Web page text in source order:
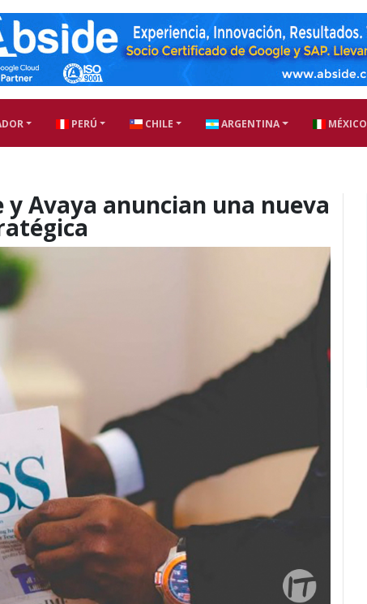
PERÚ CHILE ARGENTINA MÉXICO
Avaya anuncian una nueva